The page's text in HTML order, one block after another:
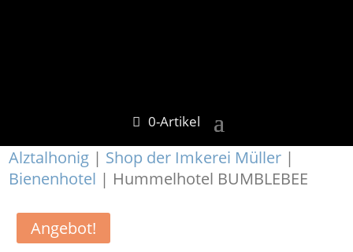
0-Artikel
Alztalhonig | Shop der Imkerei Müller |
Bienenhotel | Hummelhotel BUMBLEBEE
Angebot!